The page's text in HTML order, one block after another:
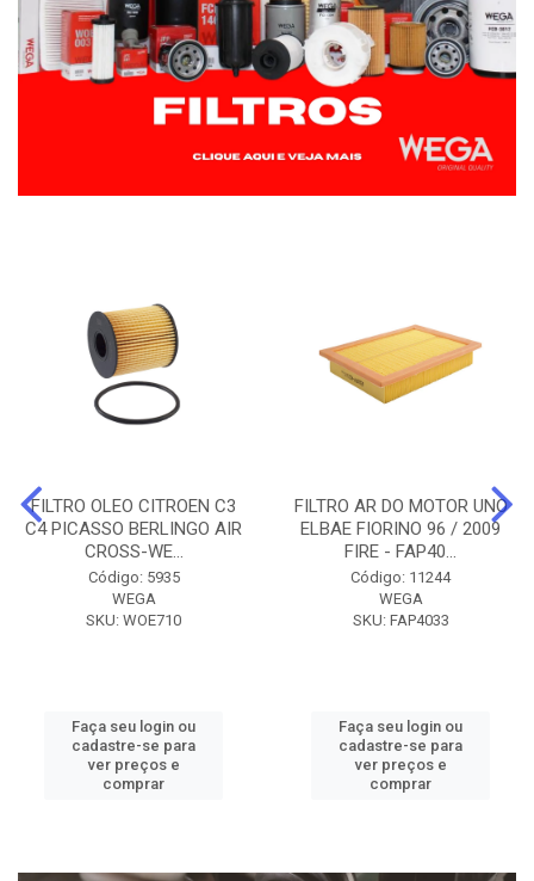
FILTRO OLEO CITROEN C3
C4 PICASSO BERLINGO AIR
CROSS-WE...
Código: 5935
WEGA
SKU: WOE710
Faça seu login ou
cadastre-se para
ver preços e
comprar
FILTRO AR DO MOTOR UNO
ELBAE FIORINO 96 / 2009
FIRE - FAP40...
Código: 11244
WEGA
SKU: FAP4033
Faça seu login ou
cadastre-se para
ver preços e
comprar